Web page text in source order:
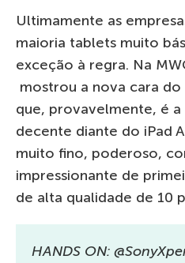
Ultimamente as
maioria tablets muito
exceção à regra. Na
mostrou a nova cara
que, provavelmente, é
decente diante do iPad
muito fino, poderoso,
impressionante de
de alta qualidade de 10
HANDS ON: